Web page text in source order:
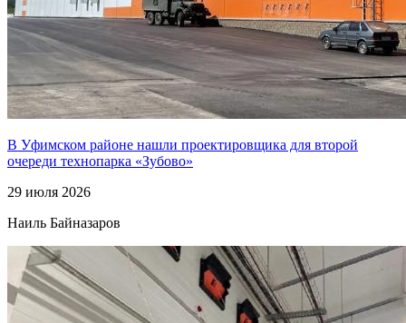
В Уфимском районе нашли проектировщика для второй
очереди технопарка «Зубово»
29 июля 2026
Наиль Байназаров